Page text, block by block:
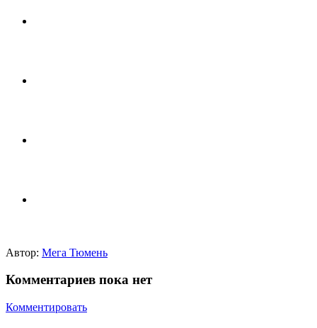
Автор: Мега Тюмень
Комментариев пока нет
Комментировать